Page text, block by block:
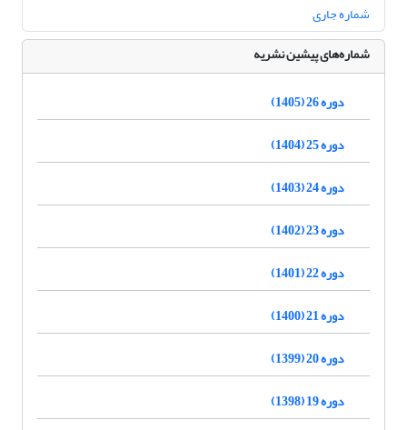
شماره جاری
شماره‌های پیشین نشریه
دوره 26 (1405)
دوره 25 (1404)
دوره 24 (1403)
دوره 23 (1402)
دوره 22 (1401)
دوره 21 (1400)
دوره 20 (1399)
دوره 19 (1398)